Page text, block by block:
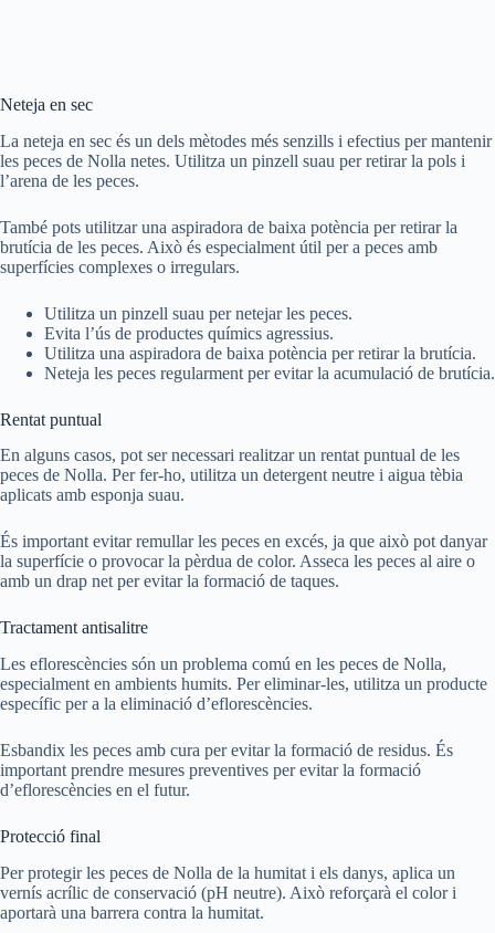
Neteja en sec
La neteja en sec és un dels mètodes més senzills i efectius per mantenir
les peces de Nolla netes. Utilitza un pinzell suau per retirar la pols i
l’arena de les peces.
També pots utilitzar una aspiradora de baixa potència per retirar la
brutícia de les peces. Això és especialment útil per a peces amb
superfícies complexes o irregulars.
Utilitza un pinzell suau per netejar les peces.
Evita l’ús de productes químics agressius.
Utilitza una aspiradora de baixa potència per retirar la brutícia.
Neteja les peces regularment per evitar la acumulació de brutícia.
Rentat puntual
En alguns casos, pot ser necessari realitzar un rentat puntual de les
peces de Nolla. Per fer-ho, utilitza un detergent neutre i aigua tèbia
aplicats amb esponja suau.
És important evitar remullar les peces en excés, ja que això pot danyar
la superfície o provocar la pèrdua de color. Asseca les peces al aire o
amb un drap net per evitar la formació de taques.
Tractament antisalitre
Les eflorescències són un problema comú en les peces de Nolla,
especialment en ambients humits. Per eliminar-les, utilitza un producte
específic per a la eliminació d’eflorescències.
Esbandix les peces amb cura per evitar la formació de residus. És
important prendre mesures preventives per evitar la formació
d’eflorescències en el futur.
Protecció final
Per protegir les peces de Nolla de la humitat i els danys, aplica un
vernís acrílic de conservació (pH neutre). Això reforçarà el color i
aportarà una barrera contra la humitat.